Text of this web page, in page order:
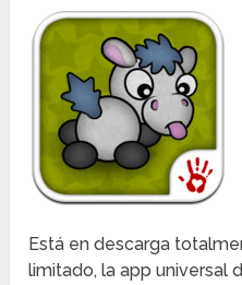
Está en descarga
limitado, la app universal